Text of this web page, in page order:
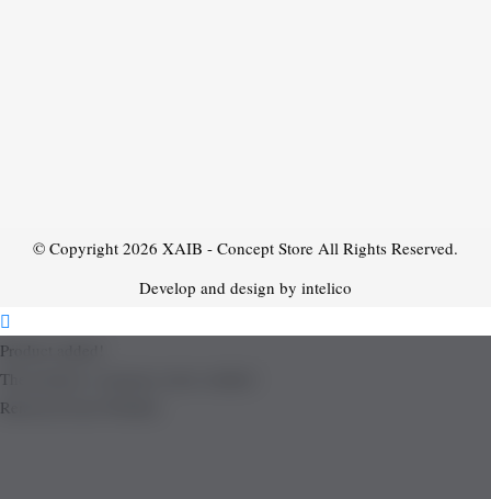
© Copyright 2026 XAIB - Concept Store All Rights Reserved.
Develop and design by intelico
Product added!
The product is already in the wishlist!
Removed from Wishlist